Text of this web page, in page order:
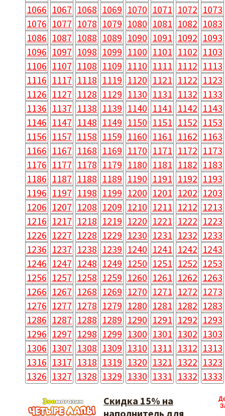
1066 1067 1068 1069 1070 1071 1072 1073
1076 1077 1078 1079 1080 1081 1082 1083
1086 1087 1088 1089 1090 1091 1092 1093
1096 1097 1098 1099 1100 1101 1102 1103
1106 1107 1108 1109 1110 1111 1112 1113
1116 1117 1118 1119 1120 1121 1122 1123
1126 1127 1128 1129 1130 1131 1132 1133
1136 1137 1138 1139 1140 1141 1142 1143
1146 1147 1148 1149 1150 1151 1152 1153
1156 1157 1158 1159 1160 1161 1162 1163
1166 1167 1168 1169 1170 1171 1172 1173
1176 1177 1178 1179 1180 1181 1182 1183
1186 1187 1188 1189 1190 1191 1192 1193
1196 1197 1198 1199 1200 1201 1202 1203
1206 1207 1208 1209 1210 1211 1212 1213
1216 1217 1218 1219 1220 1221 1222 1223
1226 1227 1228 1229 1230 1231 1232 1233
1236 1237 1238 1239 1240 1241 1242 1243
1246 1247 1248 1249 1250 1251 1252 1253
1256 1257 1258 1259 1260 1261 1262 1263
1266 1267 1268 1269 1270 1271 1272 1273
1276 1277 1278 1279 1280 1281 1282 1283
1286 1287 1288 1289 1290 1291 1292 1293
1296 1297 1298 1299 1300 1301 1302 1303
1306 1307 1308 1309 1310 1311 1312 1313
1316 1317 1318 1319 1320 1321 1322 1323
1326 1327 1328 1329 1330 1331 1332 1333
Скидка 15% на
наполнитель для